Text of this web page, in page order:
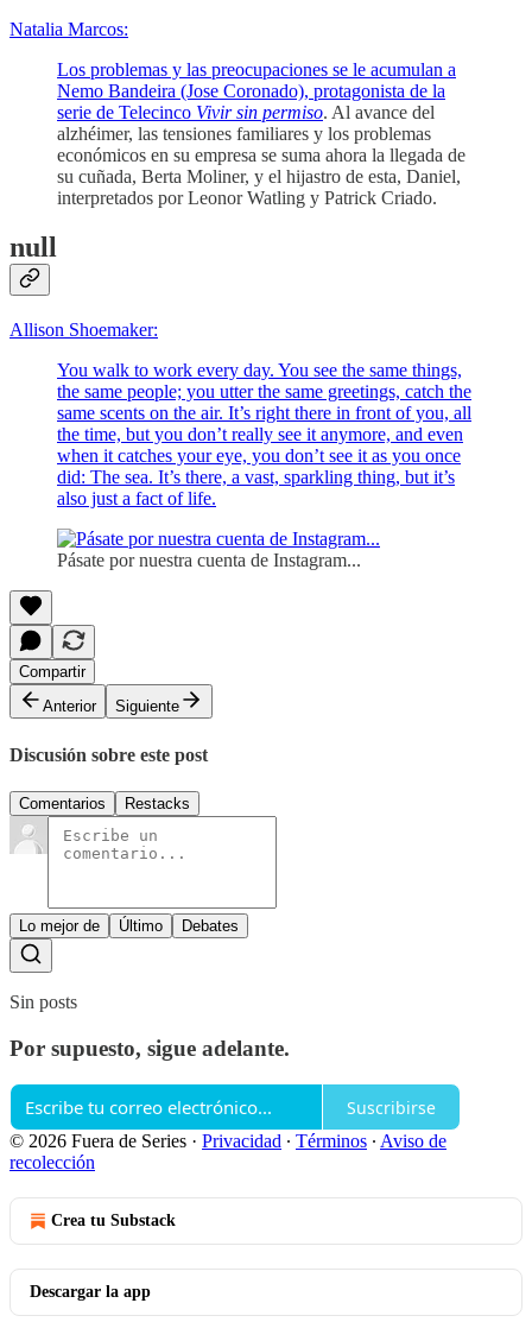
Natalia Marcos:
Los problemas y las preocupaciones se le acumulan a
Nemo Bandeira (Jose Coronado), protagonista de la
serie de Telecinco Vivir sin permiso. Al avance del
alzhéimer, las tensiones familiares y los problemas
económicos en su empresa se suma ahora la llegada de
su cuñada, Berta Moliner, y el hijastro de esta, Daniel,
interpretados por Leonor Watling y Patrick Criado.
null
Allison Shoemaker:
You walk to work every day. You see the same things,
the same people; you utter the same greetings, catch the
same scents on the air. It’s right there in front of you, all
the time, but you don’t really see it anymore, and even
when it catches your eye, you don’t see it as you once
did: The sea. It’s there, a vast, sparkling thing, but it’s
also just a fact of life.
Pásate por nuestra cuenta de Instagram...
Compartir
Anterior
Siguiente
Discusión sobre este post
Comentarios Restacks
Lo mejor de Último Debates
Sin posts
Por supuesto, sigue adelante.
Suscribirse
© 2026 Fuera de Series · Privacidad ∙ Términos ∙ Aviso de
recolección
Crea tu Substack
Descargar la app